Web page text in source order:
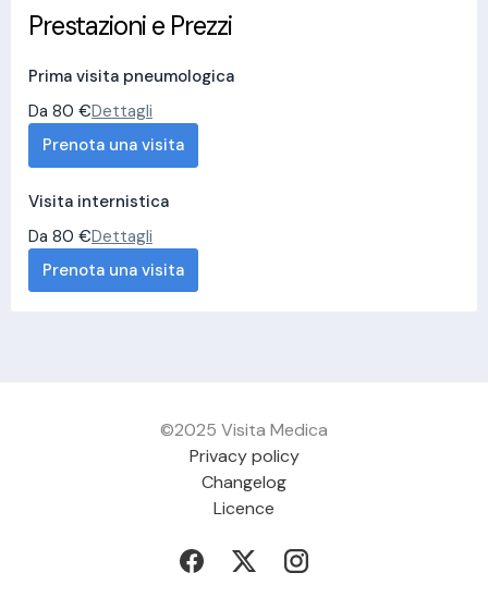
Prestazioni e Prezzi
Prima visita pneumologica
Da 80 €Dettagli
Prenota una visita
Visita internistica
Da 80 €Dettagli
Prenota una visita
©2025 Visita Medica
Privacy policy
Changelog
Licence